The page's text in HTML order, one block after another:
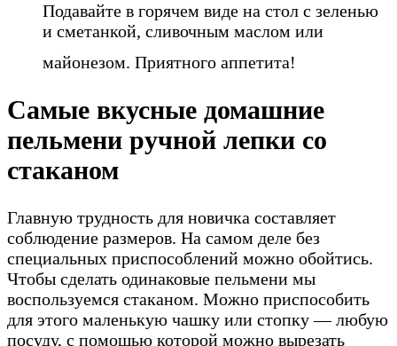
Подавайте в горячем виде на стол с зеленью
и сметанкой, сливочным маслом или
майонезом. Приятного аппетита!
Самые вкусные домашние
пельмени ручной лепки со
стаканом
Главную трудность для новичка составляет
соблюдение размеров. На самом деле без
специальных приспособлений можно обойтись.
Чтобы сделать одинаковые пельмени мы
воспользуемся стаканом. Можно приспособить
для этого маленькую чашку или стопку — любую
посуду, с помощью которой можно вырезать